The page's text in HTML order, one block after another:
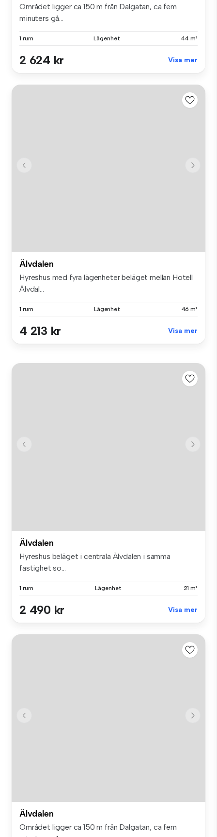
Området ligger ca 150 m från Dalgatan, ca fem
minuters gå...
1 rum Lägenhet 44 m²
2 624 kr Visa mer
Älvdalen
Hyreshus med fyra lägenheter beläget mellan Hotell
Älvdal...
1 rum Lägenhet 46 m²
4 213 kr Visa mer
Älvdalen
Hyreshus beläget i centrala Älvdalen i samma
fastighet so...
1 rum Lägenhet 21 m²
2 490 kr Visa mer
Älvdalen
Området ligger ca 150 m från Dalgatan, ca fem